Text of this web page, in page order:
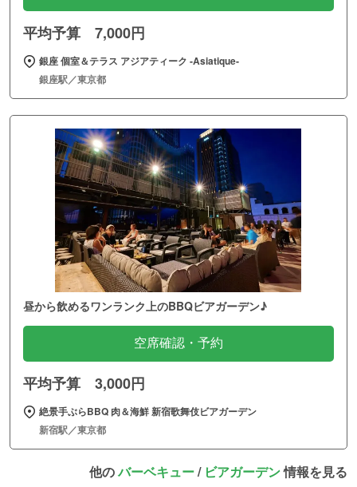
平均予算 7,000円
銀座 個室＆テラス アジアティーク ‐Asiatique‐
銀座駅／東京都
昼から飲めるワンランク上のBBQビアガーデン♪
空席確認・予約
平均予算 3,000円
絶景手ぶらBBQ 肉＆海鮮 新宿歌舞伎ビアガーデン
新宿駅／東京都
他のバーベキュー/ ビアガーデン情報を見る